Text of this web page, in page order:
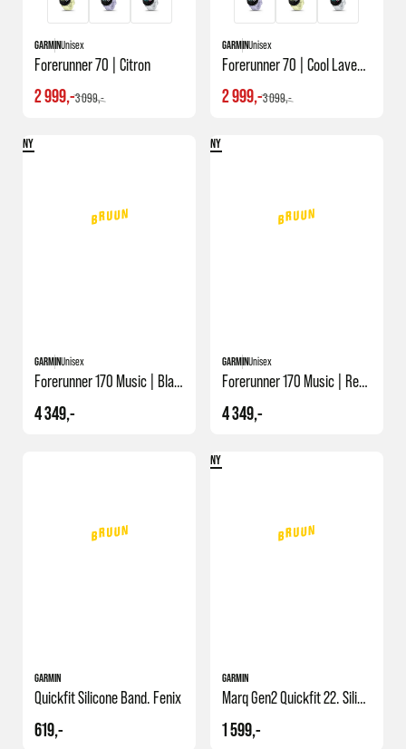
GARMINUnisex
Forerunner 70 | Citron
3 099,-
2 999,-
GARMINUnisex
Forerunner 70 | Cool Lavendel
3 099,-
2 999,-
NY
GARMINUnisex
Forerunner 170 Music | Black/amp.yellow
4 349,-
NY
GARMINUnisex
Forerunner 170 Music | Red Pink/mango
4 349,-
GARMIN
Quickfit Silicone Band. Fenix
619,-
NY
GARMIN
Marq Gen2 Quickfit 22. Silicon
1 599,-